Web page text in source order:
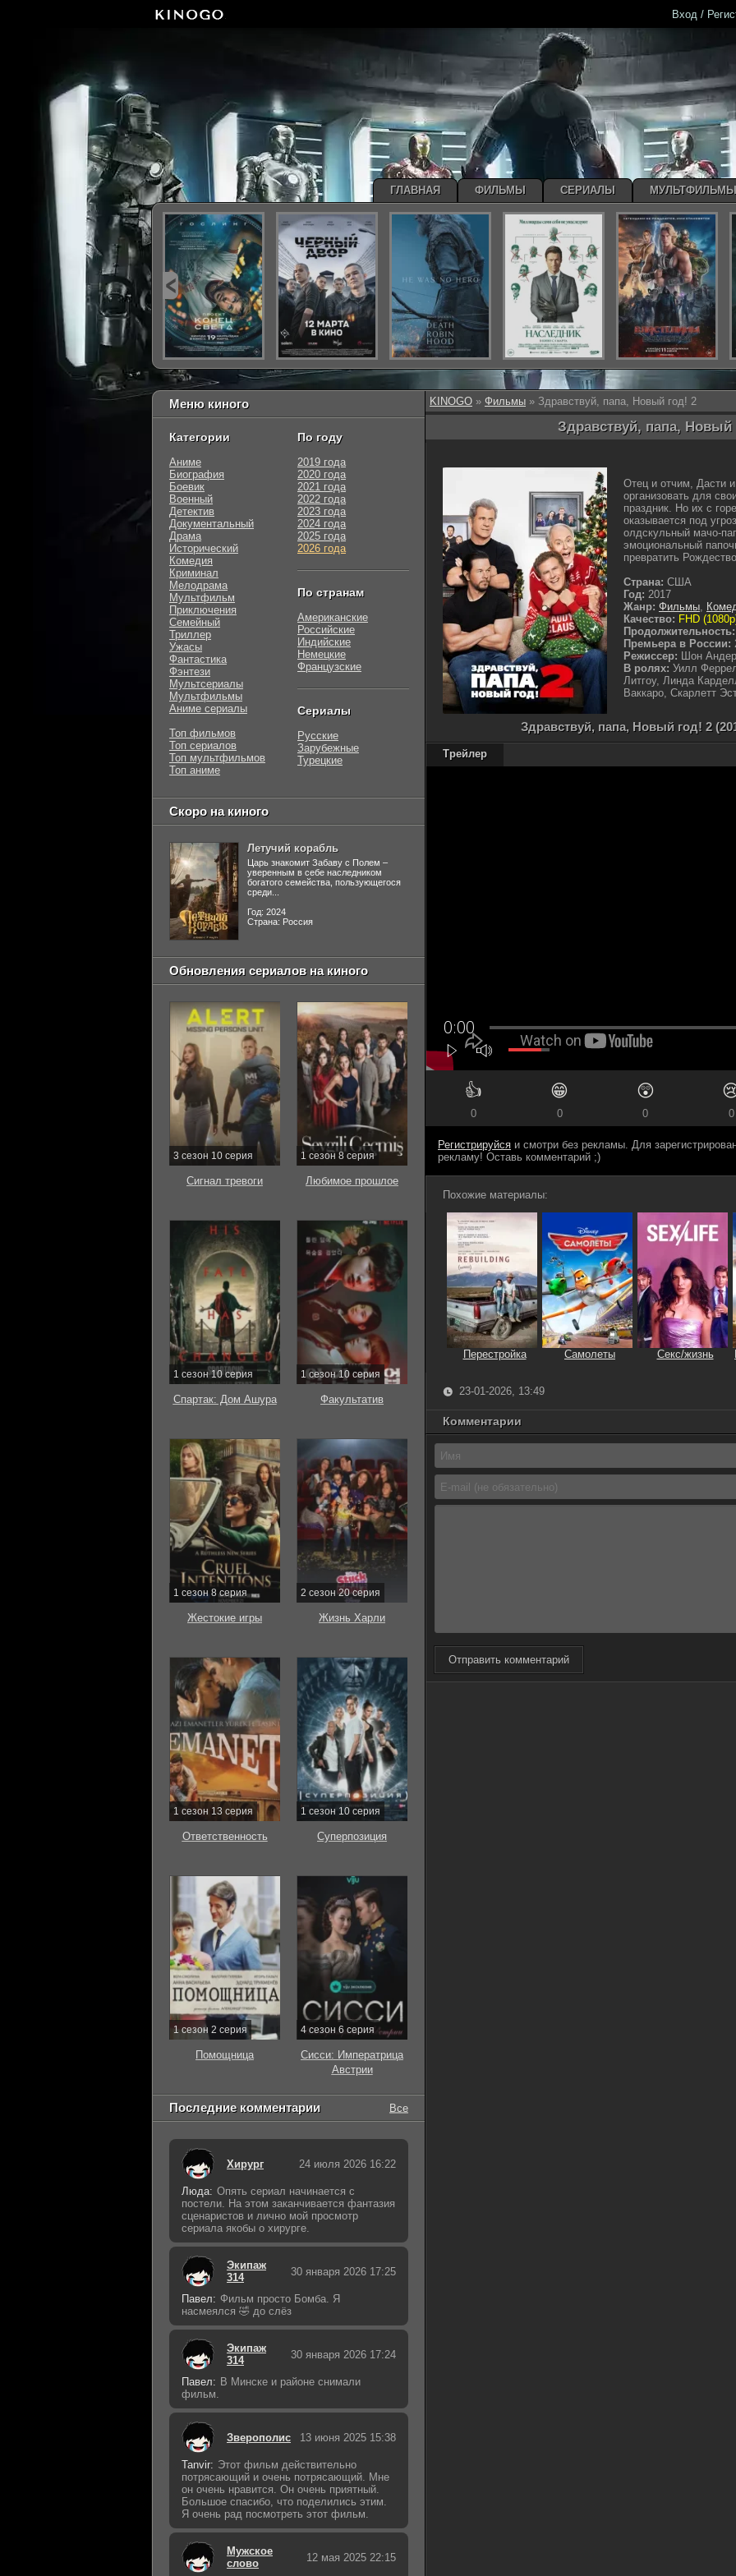
KINOGO » Фильмы » Здравствуй, папа, Новый год! 2
Здравствуй, папа, Новый
Отец и отчим, Дасти
организовать для
праздник. Но их с
оказывается под
олдскульный мачо-
эмоциональный
превратить
Страна: США
Год: 2017
Жанр: Фильмы,
Качество: FHD
Продолжительность:
Премьера в России:
Режиссер: Шон
В ролях: Уилл
Литгоу, Линда
Ваккаро, Скарлетт
Здравствуй, папа, Новый год! 2
Трейлер
👍
0
😁
0
😲
0 0
Регистрируйся и смотри без рекламы. Для
рекламу! Оставь комментарий ;)
Похожие материалы:
Перестройка Самолеты Секс/жизнь
23-01-2026, 13:49
Комментарии
Отправить комментарий
Меню киного
Категории
Аниме
Биография
Боевик
Военный
Детектив
Документальный
Драма
Исторический
Комедия
Криминал
Мелодрама
Мультфильм
Приключения
Семейный
Триллер
Ужасы
Фантастика
Фэнтези
Мультсериалы
Мультфильмы
Аниме сериалы
Топ фильмов
Топ сериалов
Топ мультфильмов
Топ аниме
По году
2019 года
2020 года
2021 года
2022 года
2023 года
2024 года
2025 года
2026 года
По странам
Американские
Российские
Индийские
Немецкие
Французские
Сериалы
Русские
Зарубежные
Турецкие
Скоро на киного
Летучий корабль
Царь знакомит Забаву с Полем –
уверенным в себе наследником
богатого семейства, пользующегося
среди...
Год: 2024
Страна: Россия
Обновления сериалов на киного
3 сезон 10 серия
Сигнал тревоги
1 сезон 8 серия
Любимое прошлое
1 сезон 10 серия
Спартак: Дом Ашура
1 сезон 10 серия
Факультатив
1 сезон 8 серия
Жестокие игры
2 сезон 20 серия
Жизнь Харли
1 сезон 13 серия
Ответственность
1 сезон 10 серия
Суперпозиция
1 сезон 2 серия
Помощница
4 сезон 6 серия
Сисси: Императрица
Австрии
Последние комментарии Все
Хирург 24 июля 2026 16:22
Люда: Опять сериал начинается с
постели. На этом заканчивается фантазия
сценаристов и лично мой просмотр
сериала якобы о хирурге.
Экипаж
314
30 января 2026 17:25
Павел: Фильм просто Бомба. Я
насмеялся 🤣 до слёз
Экипаж
314
30 января 2026 17:24
Павел: В Минске и районе снимали
фильм.
Зверополис 13 июня 2025 15:38
Tanvir: Этот фильм действительно
потрясающий и очень потрясающий. Мне
он очень нравится. Он очень приятный.
Большое спасибо, что поделились этим.
Я очень рад посмотреть этот фильм.
Мужское
слово
12 мая 2025 22:15
Вход /
ГЛАВНАЯ ФИЛЬМЫ СЕРИАЛЫ МУЛЬТФИЛЬМЫ